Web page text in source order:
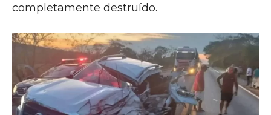
completamente destruído.